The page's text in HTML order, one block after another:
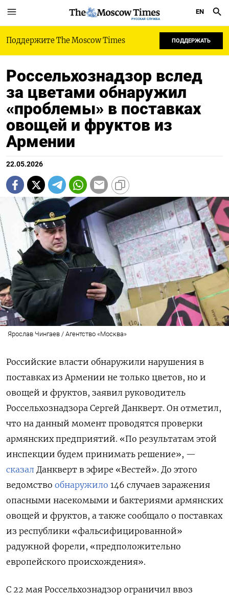
РУССКАЯ СЛУЖБА
EN
Поддержите The Moscow Times ПОДДЕРЖАТЬ
Россельхознадзор вслед
за цветами обнаружил
«проблемы» в поставках
овощей и фруктов из
Армении
22.05.2026
Ярослав Чингаев / Агентство «Москва»
Российские власти обнаружили нарушения в
поставках из Армении не только цветов, но и
овощей и фруктов, заявил руководитель
Россельхознадзора Сергей Данкверт. Он отметил,
что на данный момент проводятся проверки
армянских предприятий. «По результатам этой
инспекции будем принимать решение», —
сказал Данкверт в эфире «Вестей». До этого
ведомство обнаружило 146 случаев заражения
опасными насекомыми и бактериями армянских
овощей и фруктов, а также сообщало о поставках
из республики «фальсифицированной»
радужной форели, «предположительно
европейского происхождения».
С 22 мая Россельхознадзор ограничил ввоз